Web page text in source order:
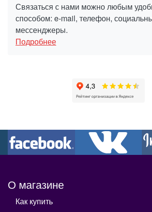
Связаться с нами можно любым
способом: e-mail, телефон,
мессенджеры.
Подробнее
О магазине
Как купить